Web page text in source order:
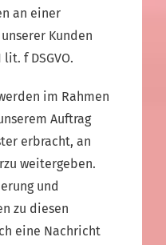
an einer
Kunden
lit. f DSGVO.
im Rahmen
Auftrag
erbracht, an
weitergeben.
und
zu diesen
eine Nachricht